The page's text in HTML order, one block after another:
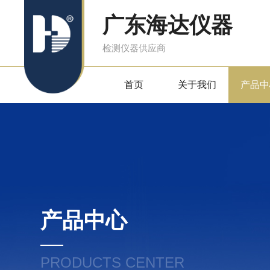
广东海达仪器
检测仪器供应商
首页 关于我们 产品
产品中心
PRODUCTS CENTER